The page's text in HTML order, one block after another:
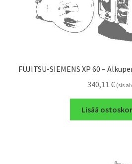
FUJITSU-SIEMENS XP 60 –
340,11 € (sis
Lisää